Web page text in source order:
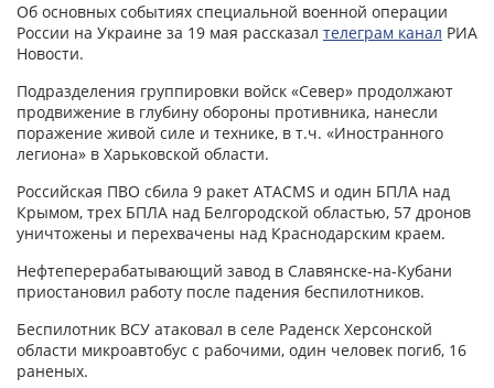
Об основных событиях специальной военной операции
России на Украине за 19 мая рассказал телеграм канал РИА
Новости.
Подразделения группировки войск «Север» продолжают
продвижение в глубину обороны противника, нанесли
поражение живой силе и технике, в т.ч. «Иностранного
легиона» в Харьковской области.
Российская ПВО сбила 9 ракет ATACMS и один БПЛА над
Крымом, трех БПЛА над Белгородской областью, 57 дронов
уничтожены и перехвачены над Краснодарским краем.
Нефтеперерабатывающий завод в Славянске-на-Кубани
приостановил работу после падения беспилотников.
Беспилотник ВСУ атаковал в селе Раденск Херсонской
области микроавтобус с рабочими, один человек погиб, 16
раненых.